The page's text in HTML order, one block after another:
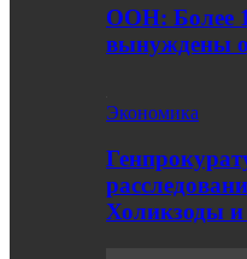
ООН: Более
вынуждены
Экономика
Холикзоды и